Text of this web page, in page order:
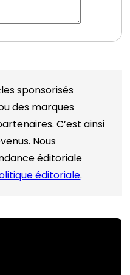
sponsorisés
des marques
C’est ainsi
Nous
éditoriale
éditoriale.